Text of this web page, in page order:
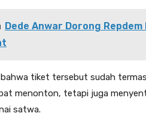
Dede Anwar Dorong
bahwa tiket tersebut sudah
menonton, tetapi juga
satwa.